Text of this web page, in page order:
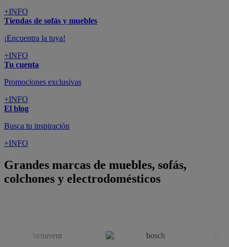
+INFO
Tiendas de sofás y muebles
¡Encuentra la tuya!
+INFO
Tu cuenta
Promociones exclusivas
+INFO
El blog
Busca tu inspiración
+INFO
Grandes marcas de muebles, sofás,
colchones y electrodomésticos